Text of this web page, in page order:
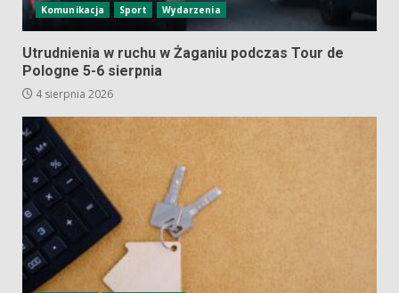
Komunikacja Sport Wydarzenia
Utrudnienia w ruchu w Żaganiu podczas Tour de
Pologne 5-6 sierpnia
4 sierpnia 2026